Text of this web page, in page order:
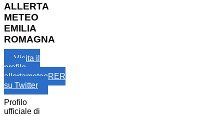
ALLERTA
METEO
EMILIA
ROMAGNA
Visita il
profilo
allertameteoRER
su Twitter
Profilo
ufficiale di